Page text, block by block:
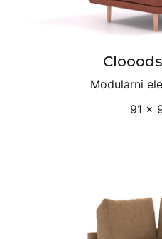
Modularni
91 ×